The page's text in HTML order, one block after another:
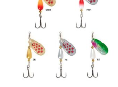
tiene
Las
se
pueden
elegir